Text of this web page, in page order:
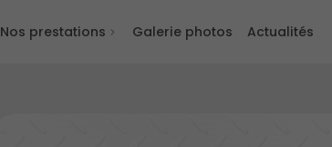
Nos prestations Galerie photos Actualités